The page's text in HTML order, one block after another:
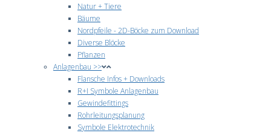
Natur + Tiere
Bäume
Nordpfeile - 2D-Böcke zum Download
Diverse Blöcke
Pflanzen
Anlagenbau >>
Flansche Infos + Downloads
R+I Symbole Anlagenbau
Gewindefittings
Rohrleitungsplanung
Symbole Elektrotechnik